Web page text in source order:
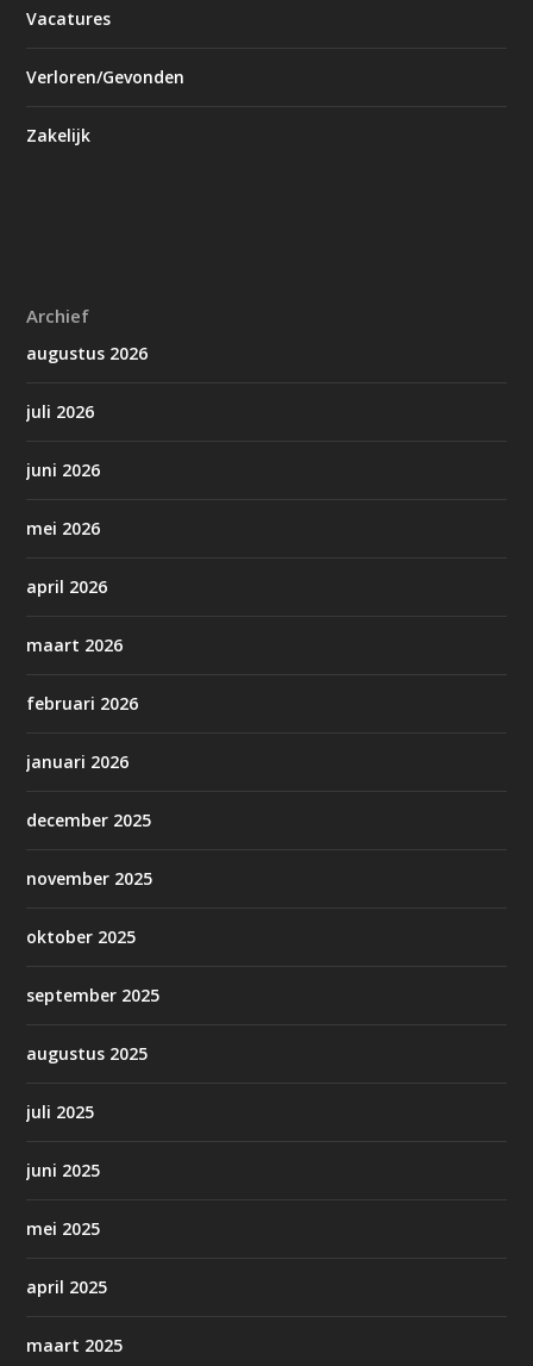
Vacatures
Verloren/Gevonden
Zakelijk
Archief
augustus 2026
juli 2026
juni 2026
mei 2026
april 2026
maart 2026
februari 2026
januari 2026
december 2025
november 2025
oktober 2025
september 2025
augustus 2025
juli 2025
juni 2025
mei 2025
april 2025
maart 2025